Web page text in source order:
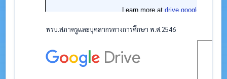
พรบ.สภาครูและบุคลากรทางการศึกษา พ.ศ.2546